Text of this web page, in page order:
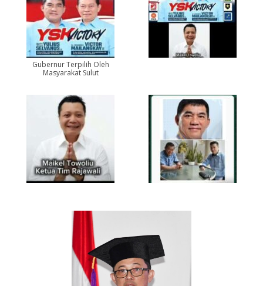
Gubernur Terpilih Oleh
Masyarakat Sulut